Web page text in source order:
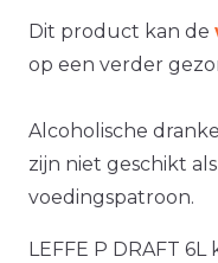
Dit product kan de
op een verder
Alcoholische
zijn niet geschikt
voedingspatroon.
LEFFE P DRAFT